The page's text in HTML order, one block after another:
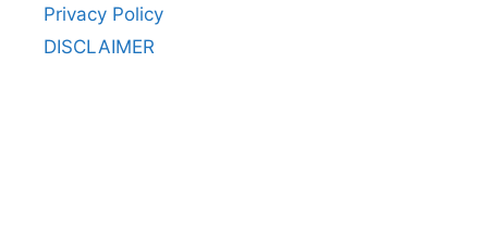
Privacy Policy
DISCLAIMER